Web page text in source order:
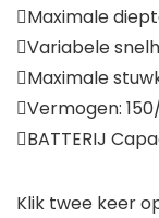
Maximale
Variabele
Maximale
Vermogen:
BATTERIJ
Klik twee keer